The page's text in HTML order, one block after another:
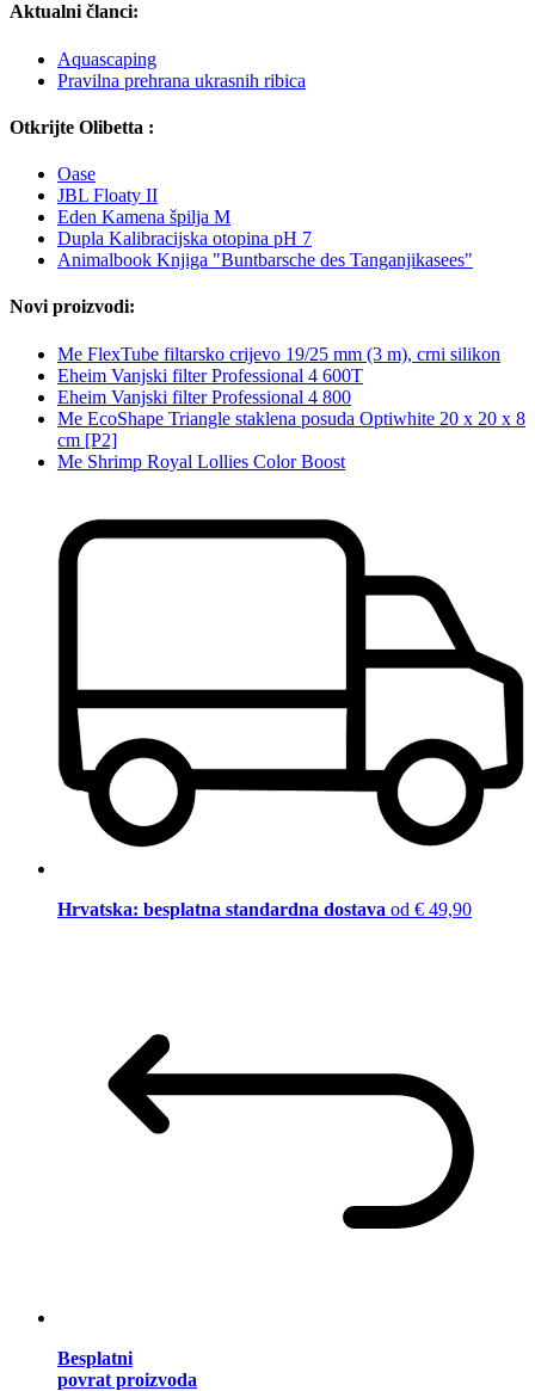
Aktualni članci:
Aquascaping
Pravilna prehrana ukrasnih ribica
Otkrijte Olibetta :
Oase
JBL Floaty II
Eden Kamena špilja M
Dupla Kalibracijska otopina pH 7
Animalbook Knjiga "Buntbarsche des Tanganjikasees"
Novi proizvodi:
Me FlexTube filtarsko crijevo 19/25 mm (3 m), crni silikon
Eheim Vanjski filter Professional 4 600T
Eheim Vanjski filter Professional 4 800
Me EcoShape Triangle staklena posuda Optiwhite 20 x 20 x 8
cm [P2]
Me Shrimp Royal Lollies Color Boost
Hrvatska: besplatna standardna dostava od € 49,90
Besplatni
povrat proizvoda